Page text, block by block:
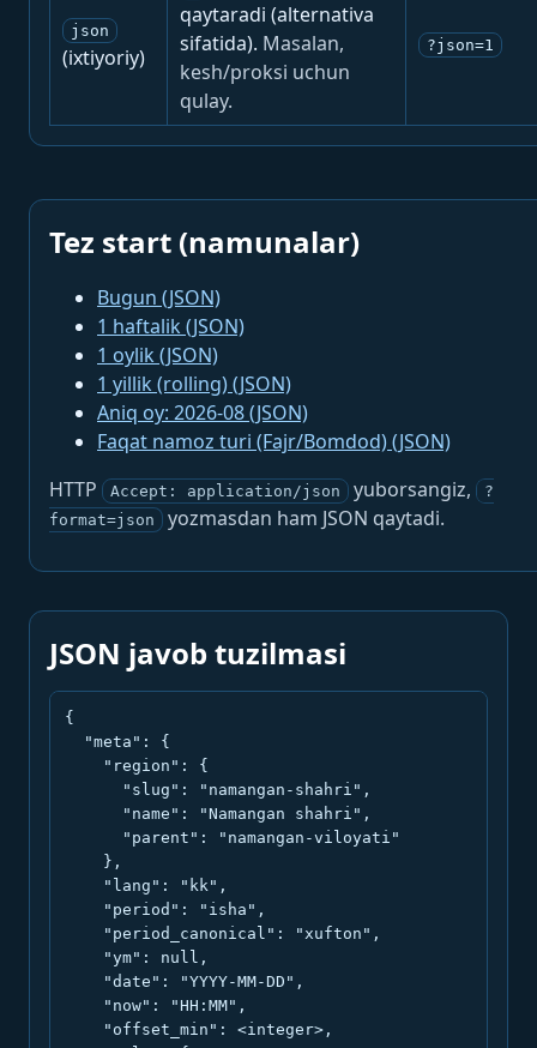
json
(ixtiyoriy)
qaytaradi (alternativa
sifatida). Masalan,
kesh/proksi uchun
qulay.
?json=1
Tez start (namunalar)
Bugun (JSON)
1 haftalik (JSON)
1 oylik (JSON)
1 yillik (rolling) (JSON)
Aniq oy: 2026-08 (JSON)
Faqat namoz turi (Fajr/Bomdod) (JSON)
HTTP
Accept: application/json yuborsangiz,
?
format=json
yozmasdan ham JSON qaytadi.
JSON javob tuzilmasi
{
  "meta": {
    "region": {
      "slug": "namangan-shahri",
      "name": "Namangan shahri",
      "parent": "namangan-viloyati"
    },
    "lang": "kk",
    "period": "isha",
    "period_canonical": "xufton",
    "ym": null,
    "date": "YYYY-MM-DD",
    "now": "HH:MM",
    "offset_min": <integer>,